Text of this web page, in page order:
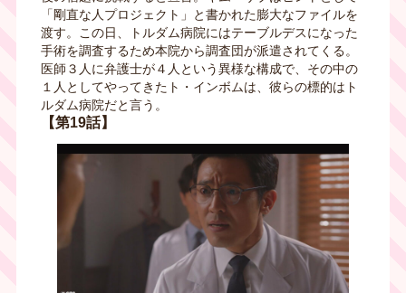
「剛直な人プロジェクト」と書かれた膨大なファイルを
渡す。この日、トルダム病院にはテーブルデスになった
手術を調査するため本院から調査団が派遣されてくる。
医師３人に弁護士が４人という異様な構成で、その中の
１人としてやってきたト・インボムは、彼らの標的はト
ルダム病院だと言う。
【第19話】